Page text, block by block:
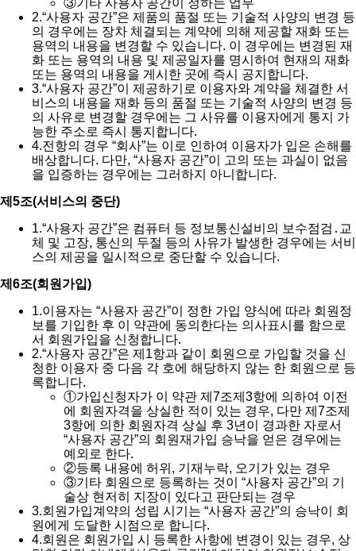
③기타 사용자 공간이 정하는 업무
2.“사용자 공간”은 제품의 품절 또는 기술적 사양의 변경 등
의 경우에는 장차 체결되는 계약에 의해 제공할 재화 또는
용역의 내용을 변경할 수 있습니다. 이 경우에는 변경된 재
화 또는 용역의 내용 및 제공일자를 명시하여 현재의 재화
또는 용역의 내용을 게시한 곳에 즉시 공지합니다.
3.“사용자 공간”이 제공하기로 이용자와 계약을 체결한 서
비스의 내용을 재화 등의 품절 또는 기술적 사양의 변경 등
의 사유로 변경할 경우에는 그 사유를 이용자에게 통지 가
능한 주소로 즉시 통지합니다.
4.전항의 경우 “회사”는 이로 인하여 이용자가 입은 손해를
배상합니다. 다만, “사용자 공간”이 고의 또는 과실이 없음
을 입증하는 경우에는 그러하지 아니합니다.
제5조(서비스의 중단)
1.“사용자 공간”은 컴퓨터 등 정보통신설비의 보수점검․교
체 및 고장, 통신의 두절 등의 사유가 발생한 경우에는 서비
스의 제공을 일시적으로 중단할 수 있습니다.
제6조(회원가입)
1.이용자는 “사용자 공간”이 정한 가입 양식에 따라 회원정
보를 기입한 후 이 약관에 동의한다는 의사표시를 함으로
서 회원가입을 신청합니다.
2.“사용자 공간”은 제1항과 같이 회원으로 가입할 것을 신
청한 이용자 중 다음 각 호에 해당하지 않는 한 회원으로 등
록합니다.
①가입신청자가 이 약관 제7조제3항에 의하여 이전
에 회원자격을 상실한 적이 있는 경우, 다만 제7조제
3항에 의한 회원자격 상실 후 3년이 경과한 자로서
“사용자 공간”의 회원재가입 승낙을 얻은 경우에는
예외로 한다.
②등록 내용에 허위, 기재누락, 오기가 있는 경우
③기타 회원으로 등록하는 것이 “사용자 공간”의 기
술상 현저히 지장이 있다고 판단되는 경우
3.회원가입계약의 성립 시기는 “사용자 공간”의 승낙이 회
원에게 도달한 시점으로 합니다.
4.회원은 회원가입 시 등록한 사항에 변경이 있는 경우, 상